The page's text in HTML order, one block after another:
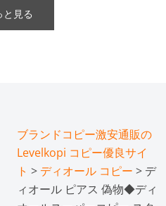
と見る
ブランドコピー激安通販の
Levelkopi コピー優良サイ
ト > ディオール コピー > デ
ィオール ピアス 偽物◆ディ